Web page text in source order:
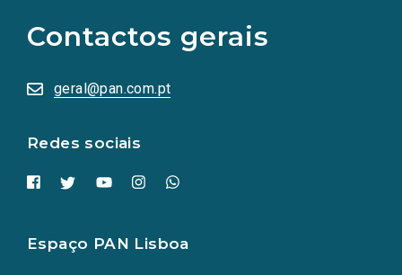
Contactos gerais
geral@pan.com.pt
Redes sociais
redes
sociais
numa
nova
Espaço PAN Lisboa